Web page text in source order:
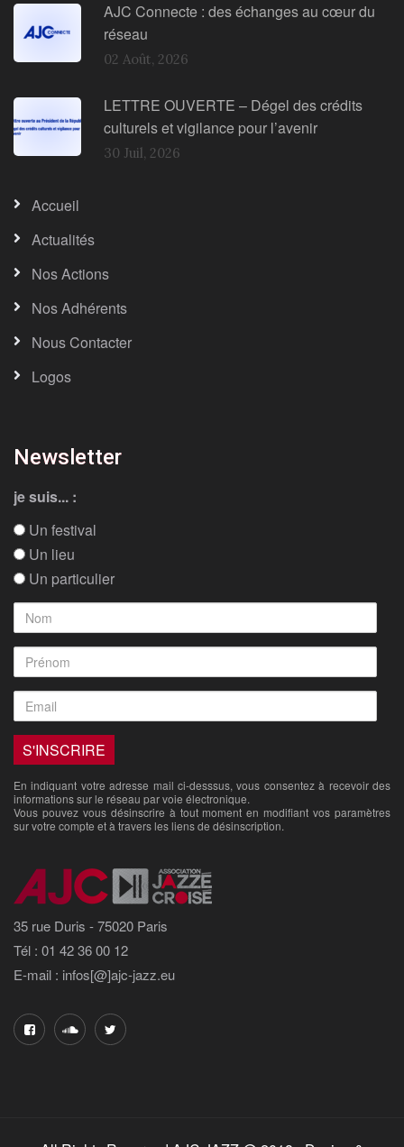
AJC Connecte : des échanges au cœur du
réseau
02 Août, 2026
LETTRE OUVERTE – Dégel des crédits
culturels et vigilance pour l’avenir
30 Juil, 2026
Accueil
Actualités
Nos Actions
Nos Adhérents
Nous Contacter
Logos
Newsletter
je suis... :
Un festival
Un lieu
Un particulier
En indiquant votre adresse mail ci-desssus, vous consentez à recevoir des
informations sur le réseau par voie électronique.
Vous pouvez vous désinscrire à tout moment en modifiant vos paramètres
sur votre compte et à travers les liens de désinscription.
35 rue Duris - 75020 Paris
Tél : 01 42 36 00 12
E-mail : infos[@]ajc-jazz.eu